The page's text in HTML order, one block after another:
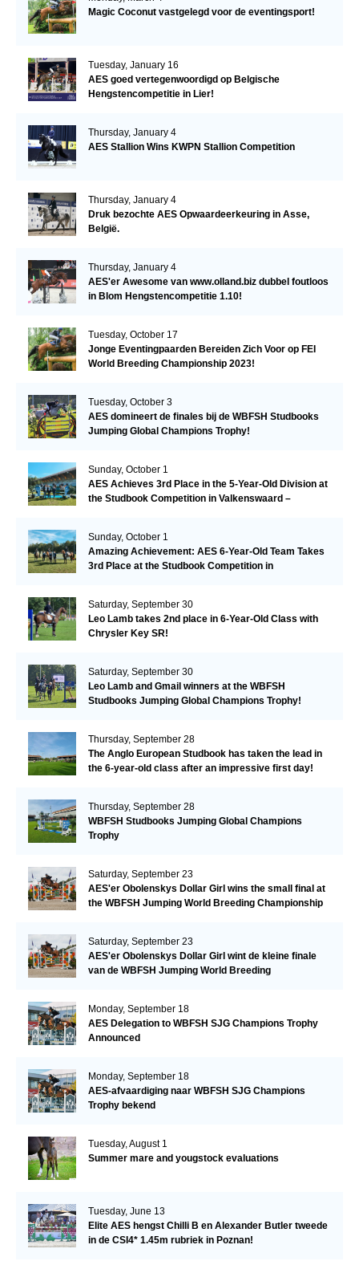
Magic Coconut vastgelegd voor de eventingsport!
Tuesday, January 16
AES goed vertegenwoordigd op Belgische
Hengstencompetitie in Lier!
Thursday, January 4
AES Stallion Wins KWPN Stallion Competition
Thursday, January 4
Druk bezochte AES Opwaardeerkeuring in Asse,
België.
Thursday, January 4
AES'er Awesome van www.olland.biz dubbel foutloos
in Blom Hengstencompetitie 1.10!
Tuesday, October 17
Jonge Eventingpaarden Bereiden Zich Voor op FEI
World Breeding Championship 2023!
Tuesday, October 3
AES domineert de finales bij de WBFSH Studbooks
Jumping Global Champions Trophy!
Sunday, October 1
AES Achieves 3rd Place in the 5-Year-Old Division at
the Studbook Competition in Valkenswaard –
Sunday, October 1
Amazing Achievement: AES 6-Year-Old Team Takes
3rd Place at the Studbook Competition in
Saturday, September 30
Leo Lamb takes 2nd place in 6-Year-Old Class with
Chrysler Key SR!
Saturday, September 30
Leo Lamb and Gmail winners at the WBFSH
Studbooks Jumping Global Champions Trophy!
Thursday, September 28
The Anglo European Studbook has taken the lead in
the 6-year-old class after an impressive first day!​
Thursday, September 28
WBFSH Studbooks Jumping Global Champions
Trophy
Saturday, September 23
AES'er Obolenskys Dollar Girl wins the small final at
the WBFSH Jumping World Breeding Championship
Saturday, September 23
AES'er Obolenskys Dollar Girl wint de kleine finale
van de WBFSH Jumping World Breeding
Monday, September 18
AES Delegation to WBFSH SJG Champions Trophy
Announced
Monday, September 18
AES-afvaardiging naar WBFSH SJG Champions
Trophy bekend
Tuesday, August 1
Summer mare and yougstock evaluations
Tuesday, June 13
Elite AES hengst Chilli B en Alexander Butler tweede
in de CSI4* 1.45m rubriek in Poznan!